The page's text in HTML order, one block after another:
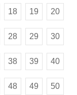
18 19 20
28 29 30
38 39 40
48 49 50